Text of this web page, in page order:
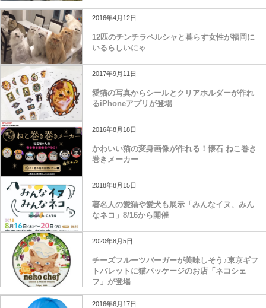
2016年4月12日
12匹のチンチラペルシャと暮らす女性が福岡に
いるらしいにゃ
2017年9月11日
愛猫の写真からシールとクリアホルダーが作れ
るiPhoneアプリが登場
2016年8月18日
かわいい猫の変身画像が作れる！懐石 ねこ巻き
巻きメーカー
2018年8月15日
著名人の愛猫や愛犬も展示「みんなイヌ、みん
なネコ」8/16から開催
2020年8月5日
チーズフルーツバーガーが美味しそう♪東京ギフ
トパレットに猫パッケージのお店「ネコシェ
フ」が登場
2016年6月17日